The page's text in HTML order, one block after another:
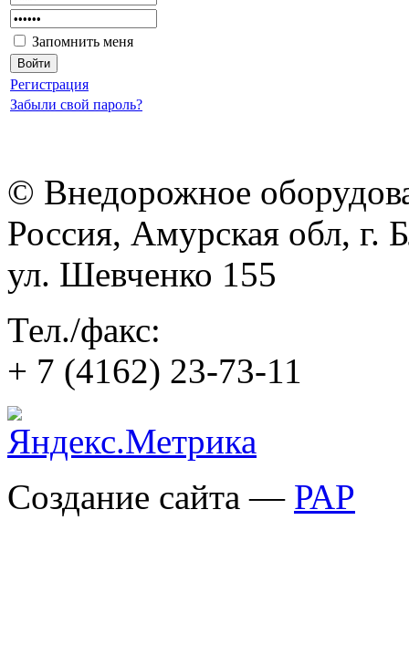
Запомнить меня
Регистрация
Забыли свой пароль?
© Внедорожное
Россия, Амурская обл, г.
ул. Шевченко 155
Тел./факс:
+ 7 (4162) 23-73-11
Создание сайта — РАР